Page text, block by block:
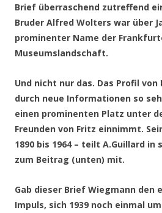
Brief überraschend zutreffend
Bruder Alfred Wolters war über
prominenter Name der
Museumslandschaft.
Und nicht nur das. Das Profil
durch neue Informationen so
einen prominenten Platz unter
Freunden von Fritz einnimmt.
1890 bis 1964 – teilt A.Guillard in
zum Beitrag (unten) mit.
Gab dieser Brief Wiegmann den
Impuls, sich 1939 noch einmal